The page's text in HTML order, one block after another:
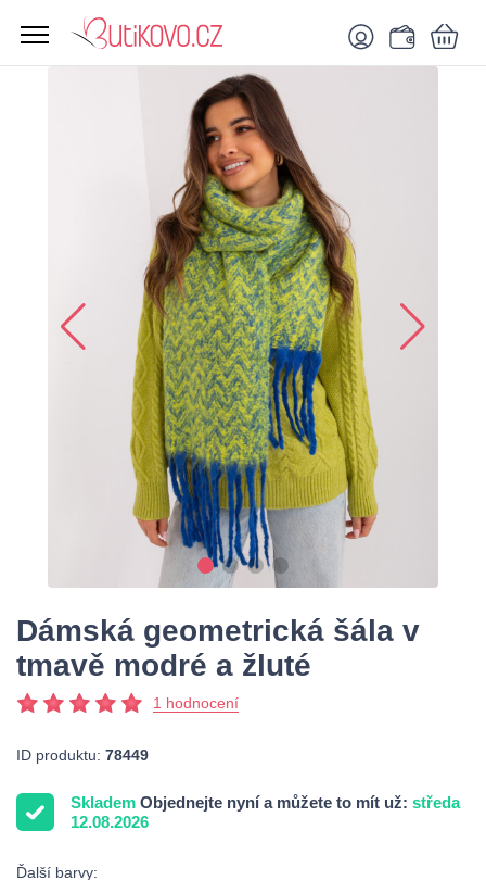
Dámská geometrická šála v
tmavě modré a žluté
1 hodnocení
ID produktu: 78449
Skladem Objednejte nyní a můžete to mít už: středa
12.08.2026
Ďalší barvy: